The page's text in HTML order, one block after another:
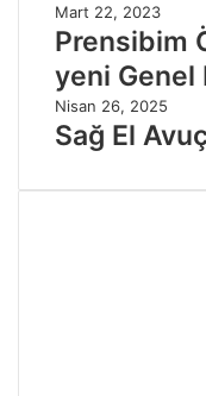
Mart 22, 2023
Prensibim
yeni Genel
Nisan 26, 2025
Sağ El